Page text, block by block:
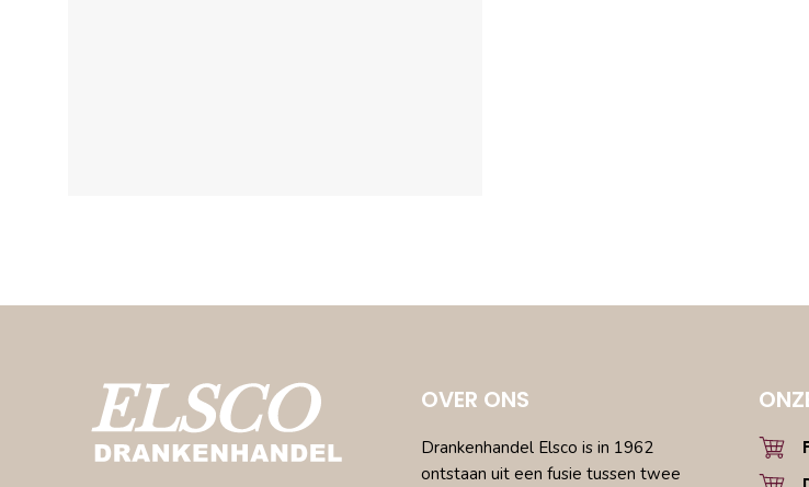
OVER ONS
Drankenhandel Elsco is in 1962
ontstaan uit een fusie tussen twee